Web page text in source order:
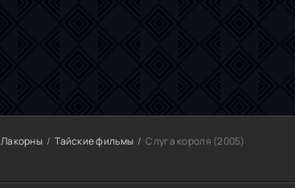
Лакорны Тайские фильмы Слуга короля (2005)